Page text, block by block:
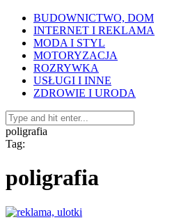
BUDOWNICTWO, DOM
INTERNET I REKLAMA
MODA I STYL
MOTORYZACJA
ROZRYWKA
USŁUGI I INNE
ZDROWIE I URODA
poligrafia
Tag:
poligrafia